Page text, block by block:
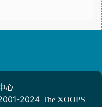
心
2024 The XOOPS